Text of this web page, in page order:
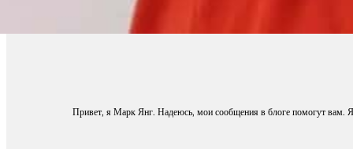
Привет, я Марк Янг. Надеюсь, мои сообщения в блоге помогут вам. Я